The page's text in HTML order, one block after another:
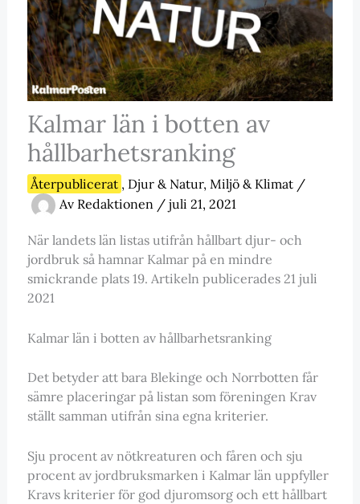
Kalmar län i botten av
hållbarhetsranking
Återpublicerat , Djur & Natur, Miljö & Klimat/
Av Redaktionen / juli 21, 2021
När landets län listas utifrån hållbart djur- och
jordbruk så hamnar Kalmar på en mindre
smickrande plats 19. Artikeln publicerades 21 juli
2021
Kalmar län i botten av hållbarhetsranking
Det betyder att bara Blekinge och Norrbotten får
sämre placeringar på listan som föreningen Krav
ställt samman utifrån sina egna kriterier.
Sju procent av nötkreaturen och fåren och sju
procent av jordbruksmarken i Kalmar län uppfyller
Kravs kriterier för god djuromsorg och ett hållbart